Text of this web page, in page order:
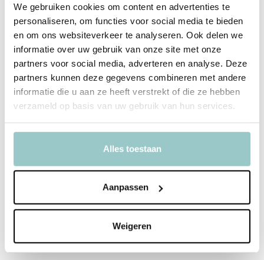
We gebruiken cookies om content en advertenties te
personaliseren, om functies voor social media te bieden
en om ons websiteverkeer te analyseren. Ook delen we
informatie over uw gebruik van onze site met onze
partners voor social media, adverteren en analyse. Deze
partners kunnen deze gegevens combineren met andere
informatie die u aan ze heeft verstrekt of die ze hebben
verzameld op basis van uw gebruik van hun services.
Alles toestaan
Aanpassen
Weigeren
Boek Anna en de winter
Het is winter. De bomen zijn kaal. De grond is bevroren en de
vogeltjes vinden geen eten meer. Anna doet haar muts, sjaal en
warme jas aan en gaat naar buiten. Samen met papa legt ze zaden
voor de vogels op de voederplank. Opeens ziet Anna een witte vlok